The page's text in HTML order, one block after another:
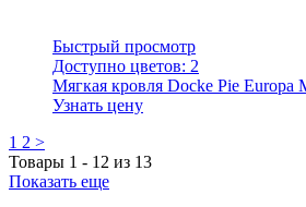
Быстрый просмотр
Доступно цветов: 2
Мягкая кровля Docke Pie Europa
Узнать цену
1 2 >
Товары 1 - 12 из 13
Показать еще